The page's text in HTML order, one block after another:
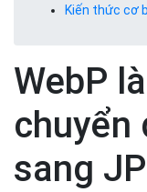
Kiến thức cơ
WebP
chuyển
sang